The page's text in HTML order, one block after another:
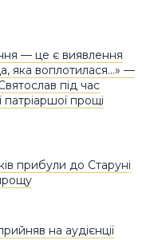
— це є виявлення
яка воплотилася…» —
під час
патріаршої прощі
прибули до Старуні
на аудієнції